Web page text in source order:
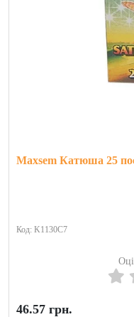
Maxsem Катюша 25
Код: K1130C7
46.57 грн.